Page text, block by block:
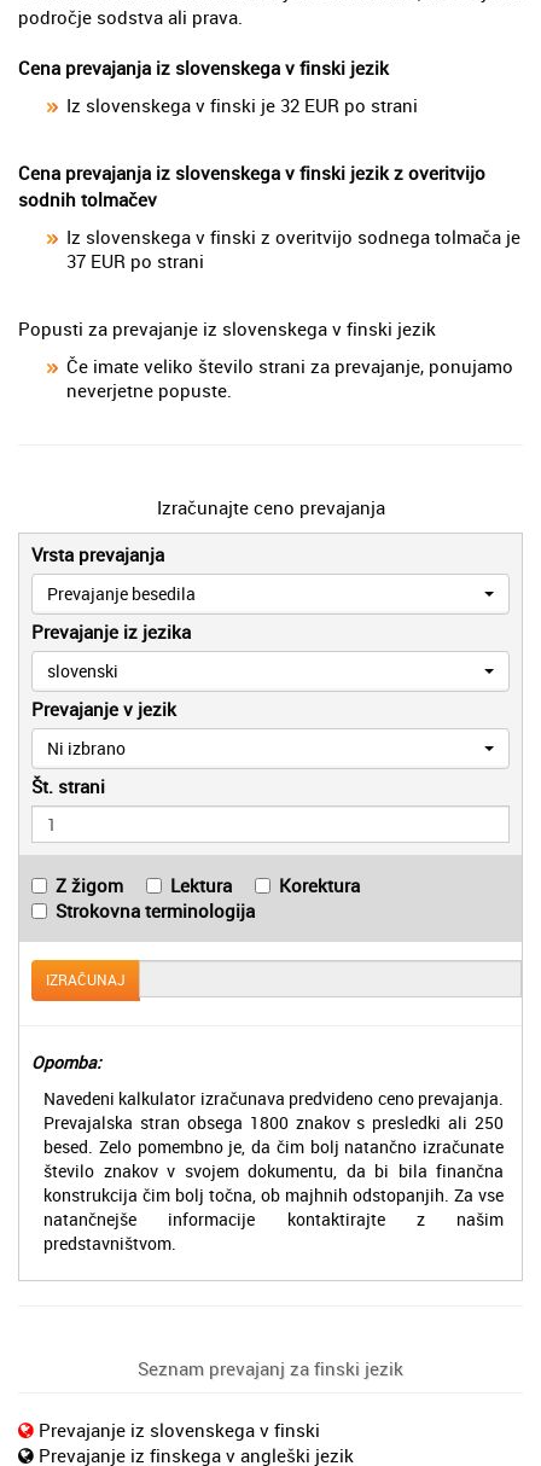
področje sodstva ali prava.
Cena prevajanja iz slovenskega v finski jezik
Iz slovenskega v finski je 32 EUR po strani
Cena prevajanja iz slovenskega v finski jezik z overitvijo
sodnih tolmačev
Iz slovenskega v finski z overitvijo sodnega tolmača je
37 EUR po strani
Popusti za prevajanje iz slovenskega v finski jezik
Če imate veliko število strani za prevajanje, ponujamo
neverjetne popuste.
Izračunajte ceno prevajanja
Vrsta prevajanja
Prevajanje besedila
Prevajanje iz jezika
slovenski
Prevajanje v jezik
Ni izbrano
Št. strani
Z žigom Lektura
Korektura
Strokovna terminologija
IZRAČUNAJ
Opomba:
Navedeni kalkulator izračunava predvideno ceno prevajanja.
Prevajalska stran obsega 1800 znakov s presledki ali 250
besed. Zelo pomembno je, da čim bolj natančno izračunate
število znakov v svojem dokumentu, da bi bila finančna
konstrukcija čim bolj točna, ob majhnih odstopanjih. Za vse
natančnejše informacije kontaktirajte z našim
predstavništvom.
Seznam prevajanj za finski jezik
Prevajanje iz slovenskega v finski
Prevajanje iz finskega v angleški jezik